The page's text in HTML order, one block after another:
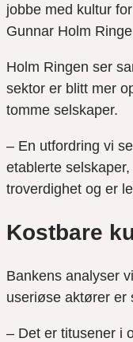
jobbe med kultur
Gunnar Holm
Holm Ringen ser
sektor er blitt mer
tomme selskaper.
– En utfordring vi
etablerte
troverdighet og er
Kostbare
Bankens analyser
useriøse aktører er
– Det er titusener i